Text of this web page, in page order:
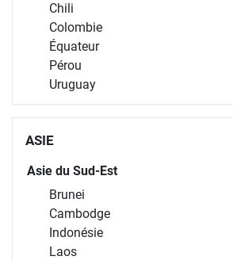
Chili
Colombie
Équateur
Pérou
Uruguay
ASIE
Asie du Sud-Est
Brunei
Cambodge
Indonésie
Laos